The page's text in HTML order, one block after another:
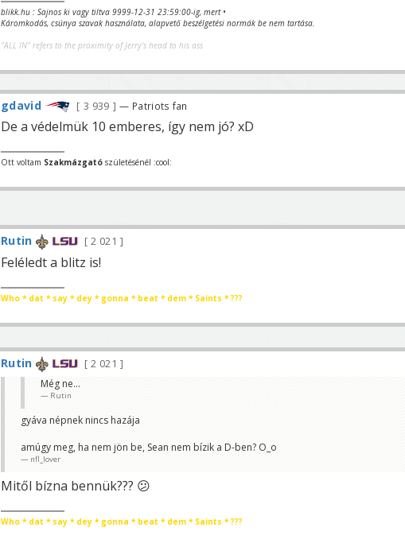
blikk.hu : Sajnos ki vagy tiltva 9999-12-31 23:59:00-ig, mert •
Káromkodás, csúnya szavak használata, alapvető beszélgetési normák be nem tartása.
"ALL IN" refers to the proximity of Jerry's head to his ass
gdavid 3 939 — Patriots fan
De a védelmük 10 emberes, így nem jó? xD
Ott voltam Szakmázgató születésénél :cool:
Rutin 2 021
Feléledt a blitz is!
Who * dat * say * dey * gonna * beat * dem * Saints * ???
Rutin
2 021
Még ne...
Rutin
gyáva népnek nincs hazája
amúgy meg, ha nem jön be, Sean nem bízik a D-ben? O_o
nfl_lover
Mitől bízna bennük??? 😕
Who * dat * say * dey * gonna * beat * dem * Saints * ???